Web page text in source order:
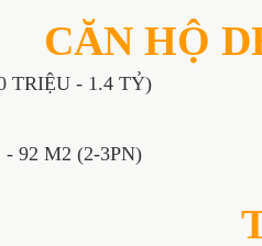
CĂN HỘ
- 1.4 TỶ)
92 M2 (2-3PN)